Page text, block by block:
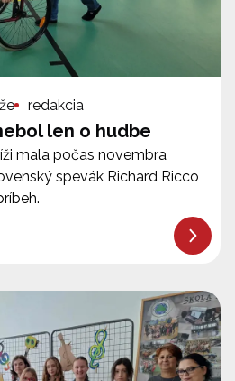
redakcia
len o hudbe
mala počas novembra
spevák Richard Ricco